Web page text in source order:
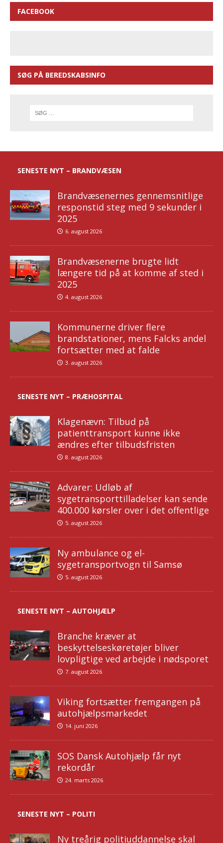
FACEBOOK
SØG PÅ BEREDSKABSINFO
SENESTE NYT – BRANDVÆSEN
Brandvæsenernes gennemsnitlige
responstid steg med 9 sekunder i
2025
6. august 2026
Brandvæsenerne brugte lidt
længere tid på at komme af sted i
2025
4. august 2026
Kommunerne driver flere
brandstationer, mens Falcks andel
fortsætter med at falde
3. august 2026
SENESTE NYT – PRÆHOSPITAL
Klagenævn: Tilbud på
patienttransport kunne ikke
ændres efter tilbudsfristen
8. august 2026
Advarer: Udløb af
sygetransporttilladelser kan sende
400.000 kørsler over i det offentlige
5. august 2026
Ny ambulance og el-
sygetransportvogn til Samsø
5. august 2026
SENESTE NYT – AUTOHJÆLP
Branche kræver at
beskyttelseskøretøjer bliver
lovpligtige ved arbejde i nødsporet
7. august 2026
Viking fortsætter fremgangen på
autohjælpsmarkedet
14. juni 2026
SOS Dansk Autohjælp får nyt
rekordår
24. marts 2026
SENESTE NYT – POLITI
Ny treårig politiuddannelse skal